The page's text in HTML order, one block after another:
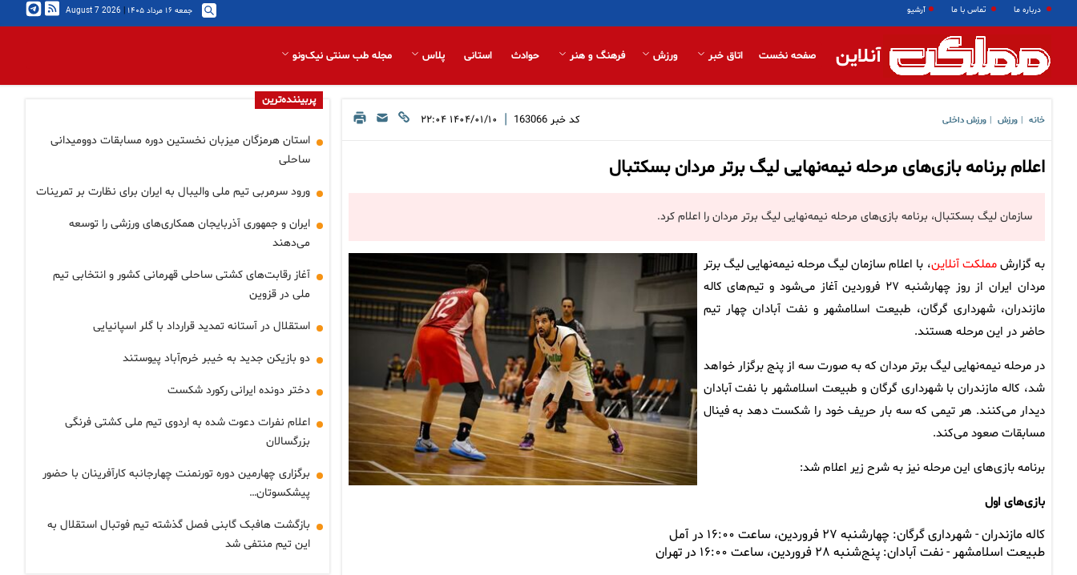
درباره ما تماس با ما آرشیو جمعه ۱۶ مرداد ۱۴۰۵ |
2026 August 7
آنلاین صفحه نخست اتاق خبر ورزش فرهنگ و هنر حوادث استانی پلاس مجله طب سنتی نیک‌ونو
خانه ورزش ورزش داخلی کد خبر 163066
| ۱۴۰۴/۰۱/۱۰ ۲۲:۰۴
اعلام برنامه بازی‌های مرحله نیمه‌نهایی لیگ برتر مردان بسکتبال
سازمان لیگ بسکتبال، برنامه بازی‌های مرحله نیمه‌نهایی لیگ برتر مردان را اعلام کرد.
به گزارشمملکت آنلاین، با اعلام سازمان لیگ مرحله نیمه‌نهایی لیگ برتر
مردان ایران از روز چهارشنبه ۲۷ فروردین آغاز می‌شود و تیم‌های کاله
مازندران، شهرداری گرگان، طبیعت اسلامشهر و نفت آبادان چهار تیم
حاضر در این مرحله هستند.
در مرحله نیمه‌نهایی لیگ برتر مردان که به صورت سه از پنج برگزار خواهد
شد، کاله مازندران با شهرداری گرگان و طبیعت اسلامشهر با نفت آبادان
دیدار می‌کنند. هر تیمی که سه بار حریف خود را شکست دهد به فینال
مسابقات صعود می‌کند.
برنامه بازی‌های این مرحله نیز به شرح زیر اعلام شد:
بازی‌های اول
کاله مازندران - شهرداری گرگان: چهارشنبه ۲۷ فروردین، ساعت ۱۶:۰۰ در آمل
طبیعت اسلامشهر - نفت آبادان: پنج‌شنبه ۲۸ فروردین، ساعت ۱۶:۰۰ در تهران
پربیننده‌ترین
استان هرمزگان میزبان نخستین دوره مسابقات دوومیدانی
ساحلی
ورود سرمربی تیم ملی والیبال به ایران برای نظارت بر تمرینات
ایران و جمهوری آذربایجان همکاری‌های ورزشی را توسعه
می‌دهند
آغاز رقابت‌های کشتی ساحلی قهرمانی کشور و انتخابی تیم
ملی در قزوین
استقلال در آستانه تمدید قرارداد با گلر اسپانیایی
دو بازیکن جدید به خیبر خرم‌آباد پیوستند
دختر دونده ایرانی رکورد شکست
اعلام نفرات دعوت شده به اردوی تیم ملی کشتی فرنگی
بزرگسالان
برگزاری چهارمین دوره تورنمنت چهارجانبه کارآفرینان با حضور
پیشکسوتان…
بازگشت هافبک گابنی فصل گذشته تیم فوتبال استقلال به
این تیم منتفی شد